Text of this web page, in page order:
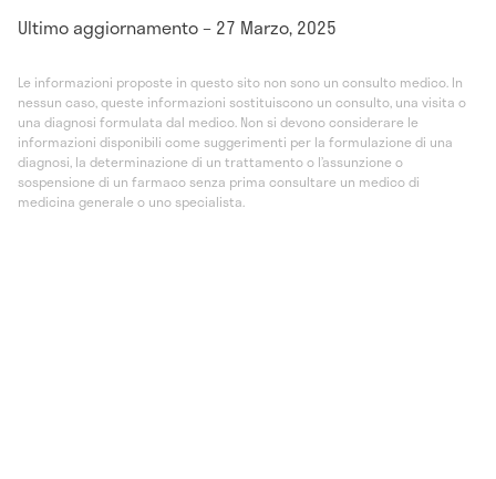
Ultimo aggiornamento – 27 Marzo, 2025
Le informazioni proposte in questo sito non sono un consulto medico. In
nessun caso, queste informazioni sostituiscono un consulto, una visita o
una diagnosi formulata dal medico. Non si devono considerare le
informazioni disponibili come suggerimenti per la formulazione di una
diagnosi, la determinazione di un trattamento o l’assunzione o
sospensione di un farmaco senza prima consultare un medico di
medicina generale o uno specialista.